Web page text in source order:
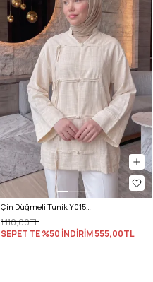
Çin Düğmeli Tunik Y0158 - TAŞ
1.110,00TL
SEPETTE %50 İNDİRİM555,00TL